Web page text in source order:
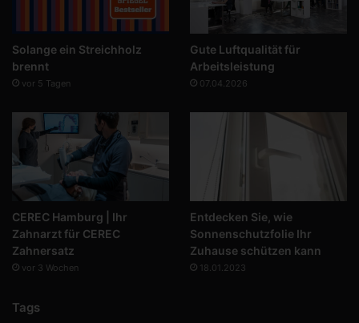
Solange ein Streichholz
brennt
vor 5 Tagen
Gute Luftqualität für
Arbeitsleistung
07.04.2026
CEREC Hamburg | Ihr
Zahnarzt für CEREC
Zahnersatz
vor 3 Wochen
Entdecken Sie, wie
Sonnenschutzfolie Ihr
Zuhause schützen kann
18.01.2023
Tags